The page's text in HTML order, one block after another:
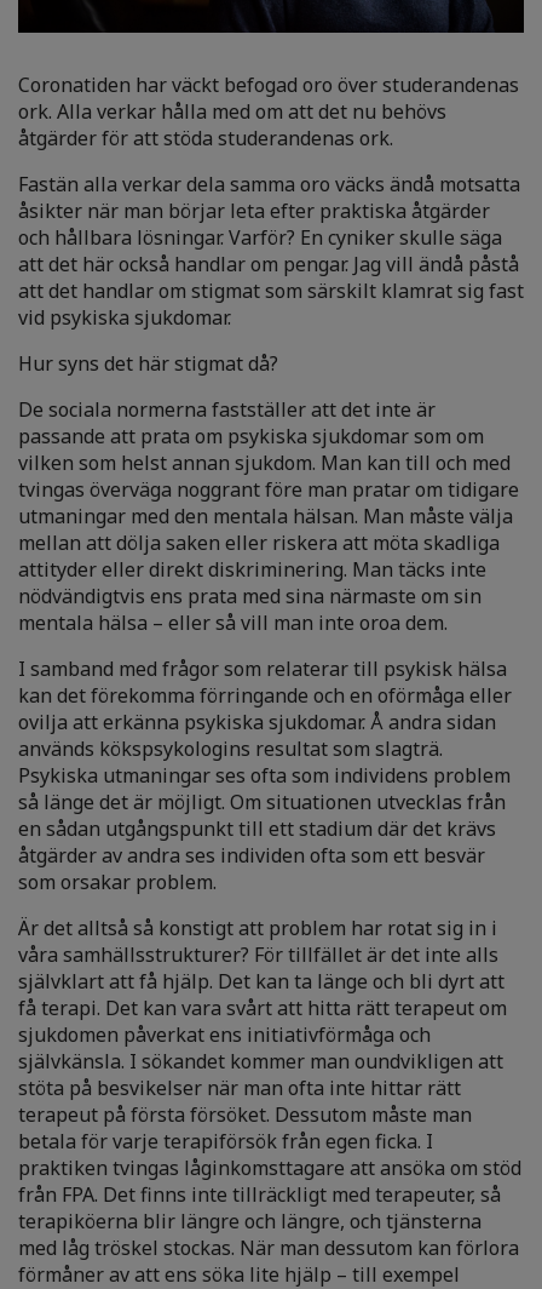
Coronatiden har väckt befogad oro över studerandenas
ork. Alla verkar hålla med om att det nu behövs
åtgärder för att stöda studerandenas ork.
Fastän alla verkar dela samma oro väcks ändå motsatta
åsikter när man börjar leta efter praktiska åtgärder
och hållbara lösningar. Varför? En cyniker skulle säga
att det här också handlar om pengar. Jag vill ändå påstå
att det handlar om stigmat som särskilt klamrat sig fast
vid psykiska sjukdomar.
Hur syns det här stigmat då?
De sociala normerna fastställer att det inte är
passande att prata om psykiska sjukdomar som om
vilken som helst annan sjukdom. Man kan till och med
tvingas överväga noggrant före man pratar om tidigare
utmaningar med den mentala hälsan. Man måste välja
mellan att dölja saken eller riskera att möta skadliga
attityder eller direkt diskriminering. Man täcks inte
nödvändigtvis ens prata med sina närmaste om sin
mentala hälsa – eller så vill man inte oroa dem.
I samband med frågor som relaterar till psykisk hälsa
kan det förekomma förringande och en oförmåga eller
ovilja att erkänna psykiska sjukdomar. Å andra sidan
används kökspsykologins resultat som slagträ.
Psykiska utmaningar ses ofta som individens problem
så länge det är möjligt. Om situationen utvecklas från
en sådan utgångspunkt till ett stadium där det krävs
åtgärder av andra ses individen ofta som ett besvär
som orsakar problem.
Är det alltså så konstigt att problem har rotat sig in i
våra samhällsstrukturer? För tillfället är det inte alls
självklart att få hjälp. Det kan ta länge och bli dyrt att
få terapi. Det kan vara svårt att hitta rätt terapeut om
sjukdomen påverkat ens initiativförmåga och
självkänsla. I sökandet kommer man oundvikligen att
stöta på besvikelser när man ofta inte hittar rätt
terapeut på första försöket. Dessutom måste man
betala för varje terapiförsök från egen ficka. I
praktiken tvingas låginkomsttagare att ansöka om stöd
från FPA. Det finns inte tillräckligt med terapeuter, så
terapiköerna blir längre och längre, och tjänsterna
med låg tröskel stockas. När man dessutom kan förlora
förmåner av att ens söka lite hjälp – till exempel